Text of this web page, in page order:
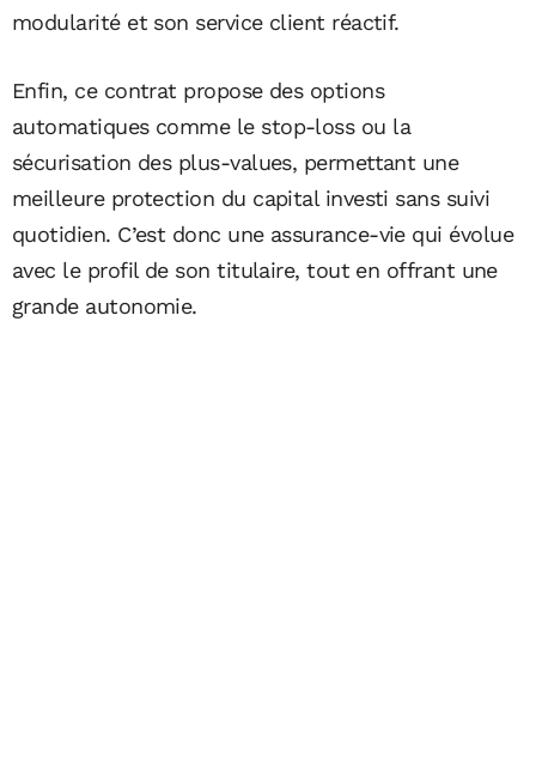
modularité et son service client réactif.
Enfin, ce contrat propose des options
automatiques comme le stop-loss ou la
sécurisation des plus-values, permettant une
meilleure protection du capital investi sans suivi
quotidien. C’est donc une assurance-vie qui évolue
avec le profil de son titulaire, tout en offrant une
grande autonomie.